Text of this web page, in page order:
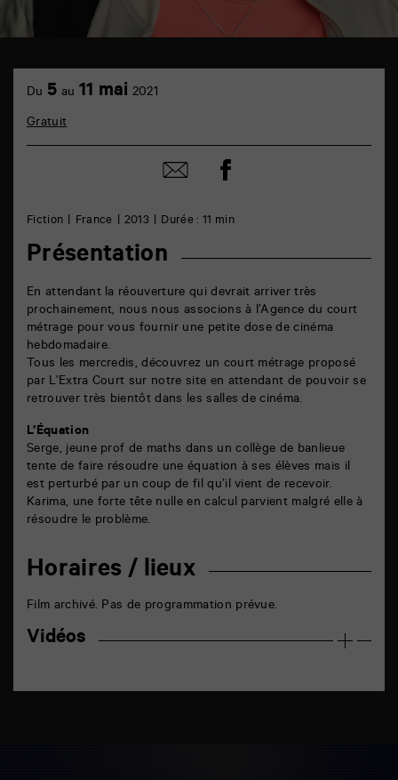
Marne
Fiction France 2013 Durée : 11 min
Présentation
En attendant la réouverture qui devrait arriver très
prochainement, nous nous associons à l’Agence du court
métrage pour vous fournir une petite dose de cinéma
hebdomadaire.
Tous les mercredis, découvrez un court métrage proposé
par L’Extra Court sur notre site en attendant de pouvoir se
retrouver très bientôt dans les salles de cinéma.
L’Équation
Serge, jeune prof de maths dans un collège de banlieue
tente de faire résoudre une équation à ses élèves mais il
est perturbé par un coup de fil qu’il vient de recevoir.
Karima, une forte tête nulle en calcul parvient malgré elle à
résoudre le problème.
Horaires / lieux
Film archivé. Pas de programmation prévue.
Vidéos
Du 5 au 11 mai 2021
Gratuit
Partager
par
Partager
sur